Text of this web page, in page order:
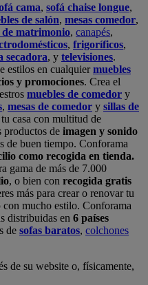
cama, sofá chaise longue,
de salón, mesas comedor,
matrimonio, canapés,
, frigoríficos,
secadora, y televisiones.
estilos en cualquiermuebles
y promociones. Crea el
muebles de comedor y
, mesas de comedor y sillas de
casa con multitud de
productos de imagen y sonido
de buen tiempo. Conforama
como recogida en tienda.
gama de más de 7.000
, o bien con recogida gratis
más para crear o renovar tu
mucho estilo. Conforama
distribuidas en 6 países
de sofas baratos, colchones
de su website o, físicamente,